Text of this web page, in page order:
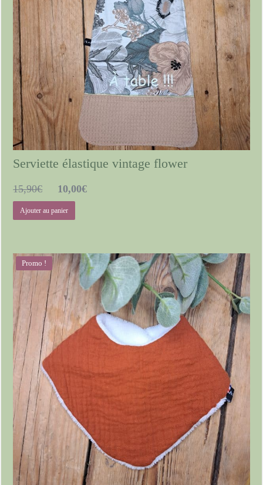
Serviette élastique vintage flower
15,90€
prix
initial
10,00€
Ajouter au panier
Promo !